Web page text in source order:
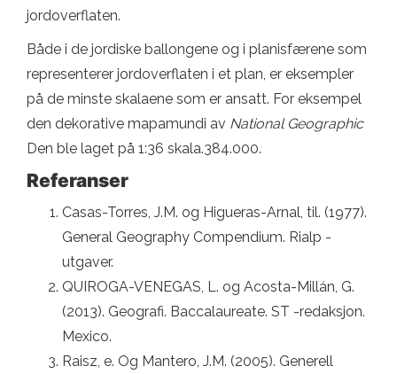
jordoverflaten.
Både i de jordiske ballongene og i planisfærene som
representerer jordoverflaten i et plan, er eksempler
på de minste skalaene som er ansatt. For eksempel
den dekorative mapamundi av National Geographic
Den ble laget på 1:36 skala.384.000.
Referanser
Casas-Torres, J.M. og Higueras-Arnal, til. (1977).
General Geography Compendium. Rialp -
utgaver.
QUIROGA-VENEGAS, L. og Acosta-Millán, G.
(2013). Geografi. Baccalaureate. ST -redaksjon.
Mexico.
Raisz, e. Og Mantero, J.M. (2005). Generell